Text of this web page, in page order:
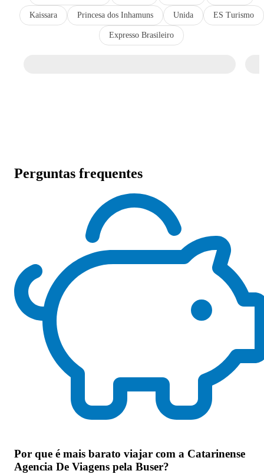
Perguntas frequentes
Por que é mais barato viajar com a Catarinense
Agencia De Viagens pela Buser?
Kaissara Princesa dos Inhamuns Unida ES Turismo
Expresso Brasileiro